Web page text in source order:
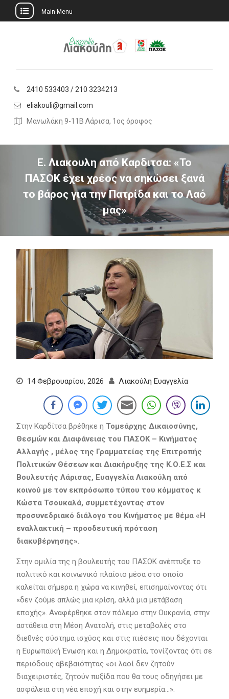
Main Menu
2410 533403 / 210 3234213
eliakouli@gmail.com
Μανωλάκη 9-11Β Λάρισα, 1ος όροφος
Ε. Λιακουλη από Καρδιτσα: «Το
ΠΑΣΟΚ έχει χρέος να σηκώσει ξανά
το βάρος για την Πατρίδα και το Λαό
μας»
14 Φεβρουαρίου, 2026 Λιακούλη Ευαγγελία
Στην Καρδίτσα βρέθηκε η Τομεάρχης Δικαιοσύνης,
Θεσμών και Διαφάνειας του ΠΑΣΟΚ – Κινήματος
Αλλαγής , μέλος της Γραμματείας της Επιτροπής
Πολιτικών Θέσεων και Διακήρυξης της Κ.Ο.Ε.Σ και
Βουλευτής Λάρισας, Ευαγγελία Λιακούλη από
κοινού με τον εκπρόσωπο τύπου του κόμματος κ
Κώστα Τσουκαλά, συμμετέχοντας στον
προσυνεδριακό διάλογο του Κινήματος με θέμα «Η
εναλλακτική – προοδευτική πρόταση
διακυβέρνησης».
Στην ομιλία της η βουλευτής του ΠΑΣΟΚ ανέπτυξε το
πολιτικό και κοινωνικό πλαίσιο μέσα στο οποίο
καλείται σήμερα η χώρα να κινηθεί, επισημαίνοντας ότι
«δεν ζούμε απλώς μια κρίση, αλλά μια μετάβαση
εποχής». Αναφέρθηκε στον πόλεμο στην Ουκρανία, στην
αστάθεια στη Μέση Ανατολή, στις μεταβολές στο
διεθνές σύστημα ισχύος και στις πιέσεις που δέχονται
η Ευρωπαϊκή Ένωση και η Δημοκρατία, τονίζοντας ότι σε
περιόδους αβεβαιότητας «οι λαοί δεν ζητούν
διαχειριστές, ζητούν πυξίδα που θα τους οδηγήσει με
ασφάλεια στη νέα εποχή και στην ευημερία…».